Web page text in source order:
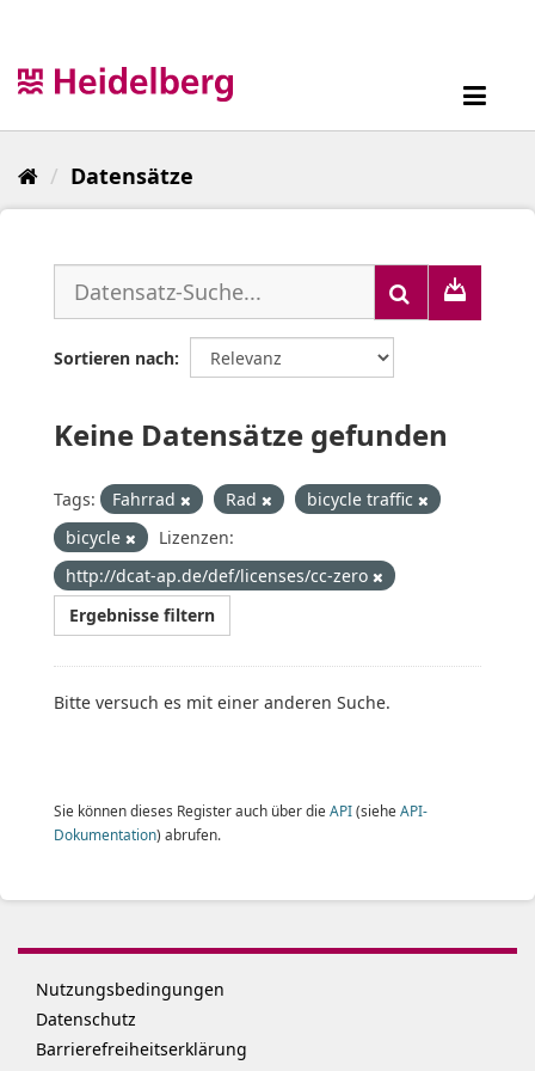
Datensätze
Sortieren nach
Keine Datensätze gefunden
Tags: Fahrrad Rad
bicycle traffic
bicycle
Lizenzen:
http://dcat-ap.de/def/licenses/cc-zero
Ergebnisse filtern
Bitte versuch es mit einer anderen Suche.
Sie können dieses Register auch über die API(siehe API-
Dokumentation) abrufen.
Nutzungsbedingungen
Datenschutz
Barrierefreiheitserklärung